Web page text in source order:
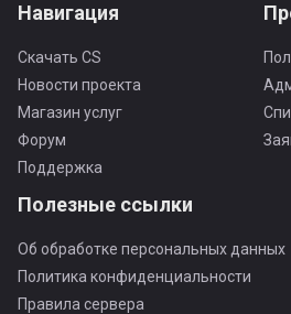
Навигация
Скачать CS
Новости проекта
Магазин услуг
Форум
Поддержка
Полезные ссылки
Об обработке персональных данных
Политика конфиденциальности
Правила сервера